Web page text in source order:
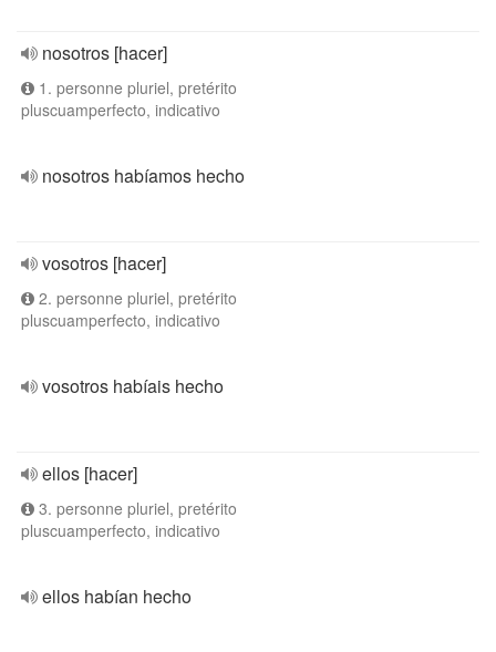
nosotros [hacer]
1. personne pluriel, pretérito
pluscuamperfecto, indicativo
nosotros habíamos hecho
vosotros [hacer]
2. personne pluriel, pretérito
pluscuamperfecto, indicativo
vosotros habíais hecho
ellos [hacer]
3. personne pluriel, pretérito
pluscuamperfecto, indicativo
ellos habían hecho